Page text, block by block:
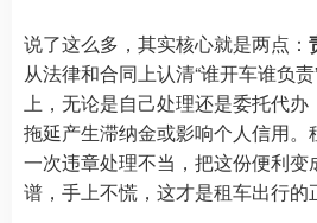
说了这么多，其实核心就是两点：
从法律和合同上认清“谁开车谁负
上，无论是自己处理还是委托代
拖延产生滞纳金或影响个人信用。
一次违章处理不当，把这份便利
谱，手上不慌，这才是租车出行的